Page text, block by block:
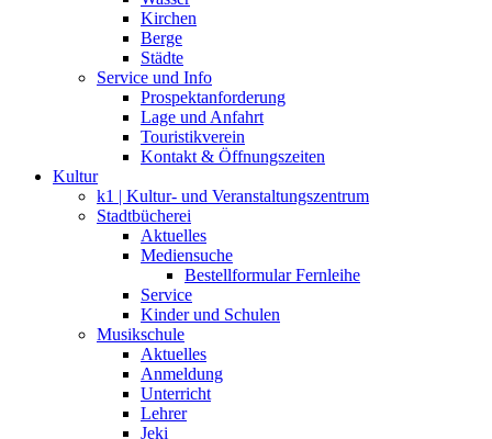
Kirchen
Berge
Städte
Service und Info
Prospektanforderung
Lage und Anfahrt
Touristikverein
Kontakt & Öffnungszeiten
Kultur
k1 | Kultur- und Veranstaltungszentrum
Stadtbücherei
Aktuelles
Mediensuche
Bestellformular Fernleihe
Service
Kinder und Schulen
Musikschule
Aktuelles
Anmeldung
Unterricht
Lehrer
Jeki